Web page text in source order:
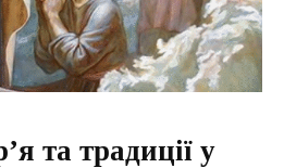
та традиції у